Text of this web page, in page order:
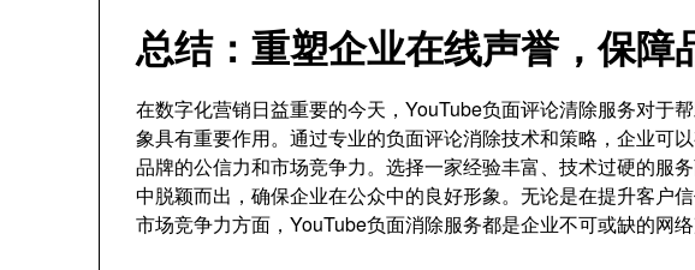
总结：重塑企业在线声誉，保障
在数字化营销日益重要的今天，YouTube负面评论清除服务对于
象具有重要作用。通过专业的负面评论消除技术和策略，企业可
品牌的公信力和市场竞争力。选择一家经验丰富、技术过硬的服
中脱颖而出，确保企业在公众中的良好形象。无论是在提升客户
市场竞争力方面，YouTube负面消除服务都是企业不可或缺的网络